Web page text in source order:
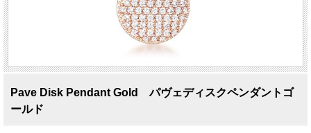
Pave Disk Pendant Gold パヴェディスクペンダントゴ
ールド